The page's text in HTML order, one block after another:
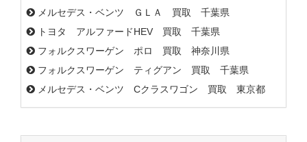
メルセデス・ベンツ ＧＬＡ 買取 千葉県
トヨタ アルファードHEV 買取 千葉県
フォルクスワーゲン ポロ 買取 神奈川県
フォルクスワーゲン ティグアン 買取 千葉県
メルセデス・ベンツ Cクラスワゴン 買取 東京都